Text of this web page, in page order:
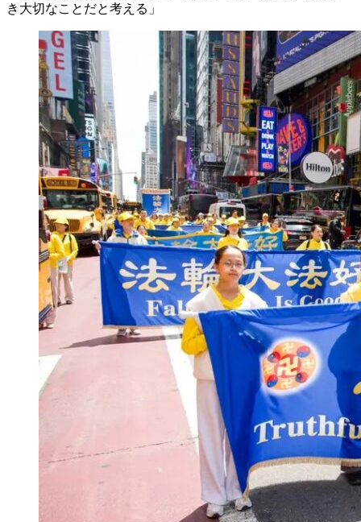
き大切なことだと考える」